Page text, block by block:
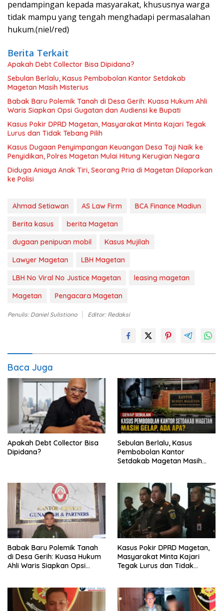
pendampingan kepada masyarakat, khususnya warga
tidak mampu yang tengah menghadapi permasalahan
hukum.(niel/red)
Berita Terkait
Apakah Debt Collector Bisa Dipidana?
Sebulan Berlalu, Kasus Pembobolan Kantor Setdakab
Magetan Masih Misterius
Babak Baru Polemik Tanah di Desa Gerih: Kuasa Hukum Ahli
Waris Siapkan Opsi Gugatan dan Audiensi ke Bupati
Kasus Pokir DPRD Magetan, Masyarakat Minta Kajari Tegak
Lurus dan Tidak Tebang Pilih
Kasus Dugaan Penyimpangan Keuangan Desa Taji Naik ke
Penyidikan, Polres Magetan Mulai Hitung Kerugian Negara
Diduga Aniaya Anak Tiri, Seorang Pria di Magetan Dilaporkan
ke Polisi
Ahmad Setiawan AS Law Firm
BCA Finance Madiun
Berita kasus
berita Magetan
dugaan penipuan mobil
Kasus Mujilah
Lawyer Magetan
LBH Magetan
LBH No Viral No Justice Magetan
leasing magetan
Magetan
Pengacara Magetan
Penulis: Daniel Sulistiono Editor: Redaksi
Baca Juga
Apakah Debt Collector Bisa
Dipidana?
Sebulan Berlalu, Kasus
Pembobolan Kantor
Setdakab Magetan Masih
Babak Baru Polemik Tanah
di Desa Gerih: Kuasa Hukum
Ahli Waris Siapkan Opsi
Kasus Pokir DPRD Magetan,
Masyarakat Minta Kajari
Tegak Lurus dan Tidak